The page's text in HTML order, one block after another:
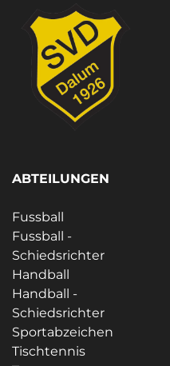
ABTEILUNGEN
Fussball
Fussball -
Schiedsrichter
Handball
Handball -
Schiedsrichter
Sportabzeichen
Tischtennis